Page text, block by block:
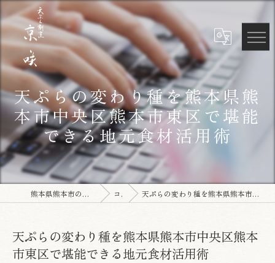
天ぷらの変わり種を熊本県熊
本市中央区熊本市東区で堪能
できる地元食材活用術
熊本県熊本市の天ぷらなら天ぷら割烹 京咲 コラム 天ぷらの変わり種を熊本県熊本市中央区熊本市東区で堪能できる地元食材活用術
天ぷらの変わり種を熊本県熊本市中央区熊本
市東区で堪能できる地元食材活用術